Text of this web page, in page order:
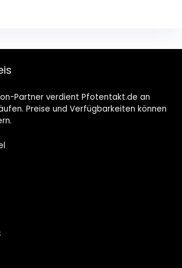
Partner verdient Pfotentakt.de an
Preise und Verfügbarkeiten können